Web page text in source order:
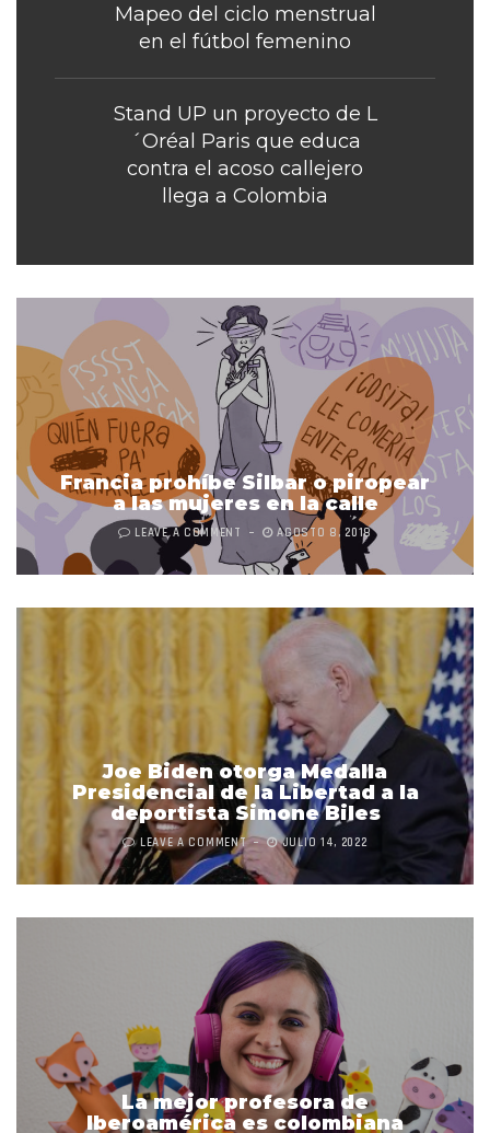
Mapeo del ciclo menstrual
en el fútbol femenino
Stand UP un proyecto de L
´Oréal Paris que educa
contra el acoso callejero
llega a Colombia
Francia prohíbe Silbar o piropear
a las mujeres en la calle
LEAVE A COMMENT AGOSTO 8, 2018
Joe Biden otorga Medalla
Presidencial de la Libertad a la
deportista Simone Biles
LEAVE A COMMENT JULIO 14, 2022
La mejor profesora de
Iberoamérica es colombiana